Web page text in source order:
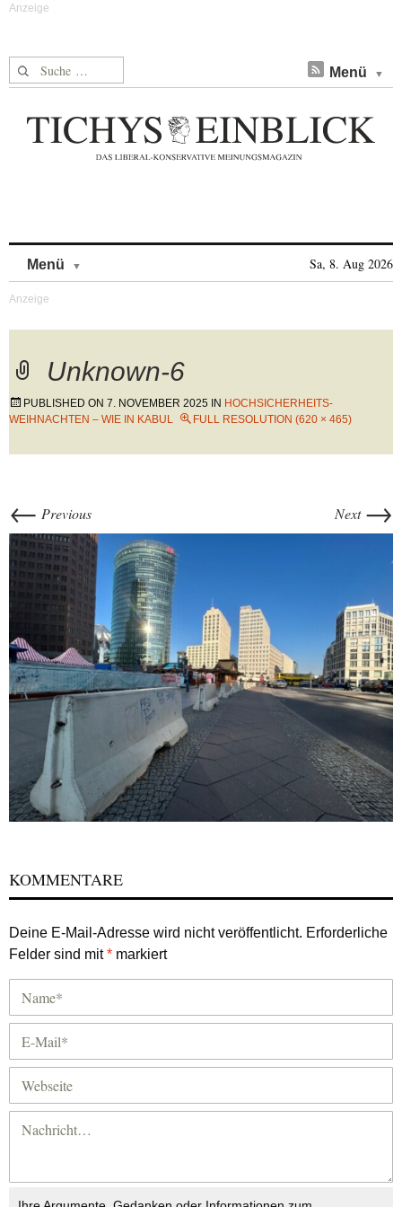
Suche nach: Menü
Menü Sa, 8. Aug 2026
Unknown-6
PUBLISHED ON 7. NOVEMBER 2025 IN HOCHSICHERHEITS-
WEIHNACHTEN – WIE IN KABUL
FULL RESOLUTION (620 × 465)
← Previous Next →
KOMMENTARE
Deine E-Mail-Adresse wird nicht veröffentlicht. Erforderliche
Felder sind mit* markiert